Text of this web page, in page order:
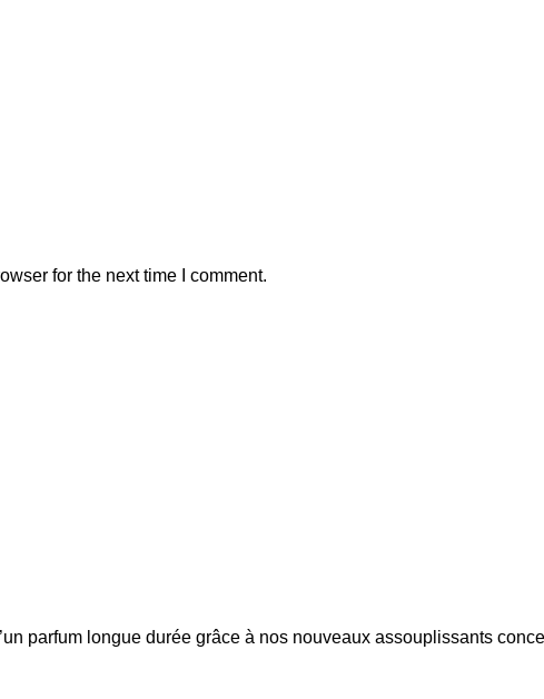
for the next time I comment.
parfum longue durée grâce à nos nouveaux assouplissants